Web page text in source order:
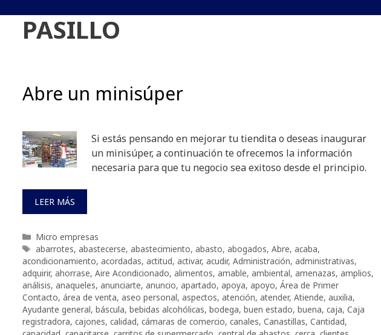
PASILLO
Abre un minisúper
Si estás pensando en mejorar tu tiendita o deseas inaugurar
un minisúper, a continuación te ofrecemos la información
necesaria para que tu negocio sea exitoso desde el principio.
LEER MÁS
Categorías
Micro empresas
Etiquetas
abarrotes, abastecerse, abastecimiento, abasto, abogados, Abre, acaba,
acondicionamiento, acordadas, actitud, activar, acudir, Administración, administrativas,
adquirir, ahorrase, Aire Acondicionado, alimentos, amable, ambiental, amenazas, amplios,
análisis, anaqueles, anunciarte, anuncio, apartado, apoya, apoyo, Área de Primer
Contacto, área de venta, aseo personal, aspectos, atención, atender, Atiende, auxilia,
Ayudante general, báscula, bebidas alcohólicas, bodega, buen estado, buena, caja, Caja
registradora, cajones, calidad, cámaras de comercio, canales, Canastillas, Cantidad,